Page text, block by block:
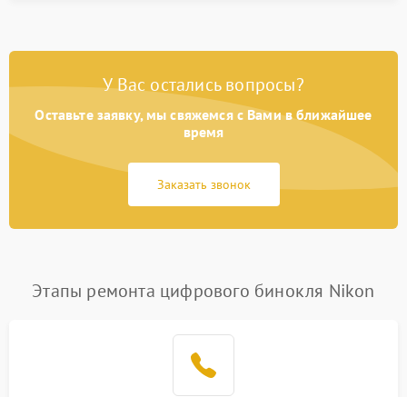
У Вас остались вопросы?
Оставьте заявку, мы свяжемся с Вами в ближайшее
время
Заказать звонок
Этапы ремонта цифрового бинокля Nikon